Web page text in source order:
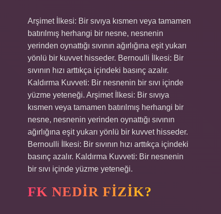
Arşimet İlkesi: Bir sıvıya kısmen veya tamamen
batırılmış herhangi bir nesne, nesnenin
yerinden oynattığı sıvının ağırlığına eşit yukarı
yönlü bir kuvvet hisseder. Bernoulli İlkesi: Bir
sıvının hızı arttıkça içindeki basınç azalır.
Kaldırma Kuvveti: Bir nesnenin bir sıvı içinde
yüzme yeteneği. Arşimet İlkesi: Bir sıvıya
kısmen veya tamamen batırılmış herhangi bir
nesne, nesnenin yerinden oynattığı sıvının
ağırlığına eşit yukarı yönlü bir kuvvet hisseder.
Bernoulli İlkesi: Bir sıvının hızı arttıkça içindeki
basınç azalır. Kaldırma Kuvveti: Bir nesnenin
bir sıvı içinde yüzme yeteneği.
FK NEDIR FIZIK?